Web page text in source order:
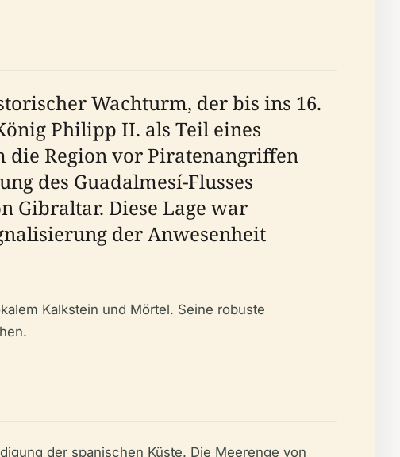
Wachturm, der bis ins 16.
Philipp II. als Teil eines
die Region vor Piratenangriffen
des Guadalmesí-Flusses
Gibraltar. Diese Lage war
der Anwesenheit
Kalkstein und Mörtel. Seine robuste
der spanischen Küste. Die Meerenge von